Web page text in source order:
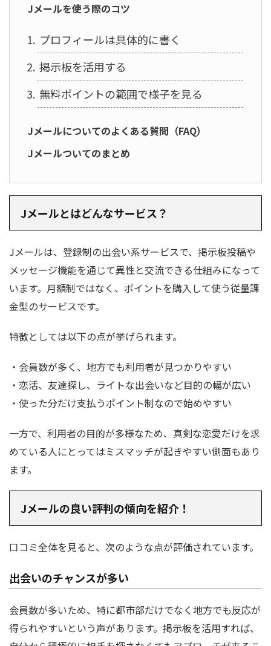
Jメールを使う際のコツ
プロフィールは具体的に書く
掲示板を活用する
無料ポイントの範囲で様子を見る
Jメールについてのよくある質問（FAQ）
Jメールついてのまとめ
Jメールとはどんなサービス？
Jメールは、登録制の出会い系サービスで、掲示板投稿や
メッセージ機能を通じて異性と交流できる仕組みになって
います。月額制ではなく、ポイントを購入して使う従量課
金型のサービスです。
特徴としては以下の点が挙げられます。
・会員数が多く、地方でも利用者が見つかりやすい
・恋活、友達探し、ライトな出会いなど目的の幅が広い
・使った分だけ支払うポイント制なので始めやすい
一方で、利用者の目的が多様なため、真剣な恋愛だけを求
めている人にとってはミスマッチが起きやすい側面もあり
ます。
Jメールの良い評判の傾向を紹介！
口コミ全体を見ると、次のような点が評価されています。
出会いのチャンスが多い
会員数が多いため、特に都市部だけでなく地方でも反応が
得られやすいという声があります。掲示板を活用すれば、